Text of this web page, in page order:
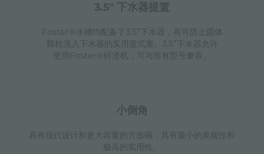
3.5" 下水器提篮
Foster®水槽均配备了3.5”下水器，有可防止固体
颗粒流入下水器的实用篮式塞。3.5”下水器允许
使用Foster®碎渣机，可与所有型号兼容。
小倒角
具有现代设计和更大容量的方形碗，具有最小的美观性和
极高的实用性。